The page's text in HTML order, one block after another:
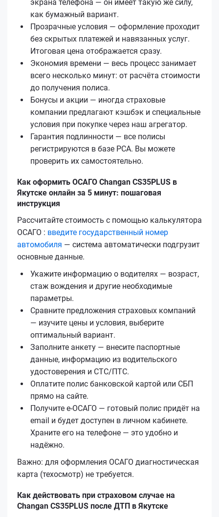
экрана телефона — он имеет такую же силу,
как бумажный вариант.
Прозрачные условия — оформление проходит
без скрытых платежей и навязанных услуг.
Итоговая цена отображается сразу.
Экономия времени — весь процесс занимает
всего несколько минут: от расчёта стоимости
до получения полиса.
Бонусы и акции — иногда страховые
компании предлагают кэшбэк и специальные
условия при покупке через наш агрегатор.
Гарантия подлинности — все полисы
регистрируются в базе РСА. Вы можете
проверить их самостоятельно.
Как оформить ОСАГО Changan CS35PLUS в
Якутске онлайн за 5 минут: пошаговая
инструкция
Рассчитайте стоимость с помощью калькулятора
ОСАГО : введите государственный номер
автомобиля — система автоматически подгрузит
основные данные.
Укажите информацию о водителях — возраст,
стаж вождения и другие необходимые
параметры.
Сравните предложения страховых компаний
— изучите цены и условия, выберите
оптимальный вариант.
Заполните анкету — внесите паспортные
данные, информацию из водительского
удостоверения и СТС/ПТС.
Оплатите полис банковской картой или СБП
прямо на сайте.
Получите е‑ОСАГО — готовый полис придёт на
email и будет доступен в личном кабинете.
Храните его на телефоне — это удобно и
надёжно.
Важно: для оформления ОСАГО диагностическая
карта (техосмотр) не требуется.
Как действовать при страховом случае на
Changan CS35PLUS после ДТП в Якутске